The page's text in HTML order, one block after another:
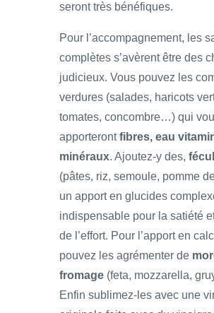
seront très bénéfiques.
Pour l’accompagnement, les
complètes s’avèrent être des
judicieux. Vous pouvez les
verdures (salades, haricots
tomates, concombre…) qui
apporterontfibres, eau
minéraux. Ajoutez-y des,
(pâtes, riz, semoule, pomme
un apport en glucides
indispensable pour la satiété
de l’effort. Pour l’apport en
pouvez les agrémenter de
fromage (feta, mozzarella,
Enfin sublimez-les avec une